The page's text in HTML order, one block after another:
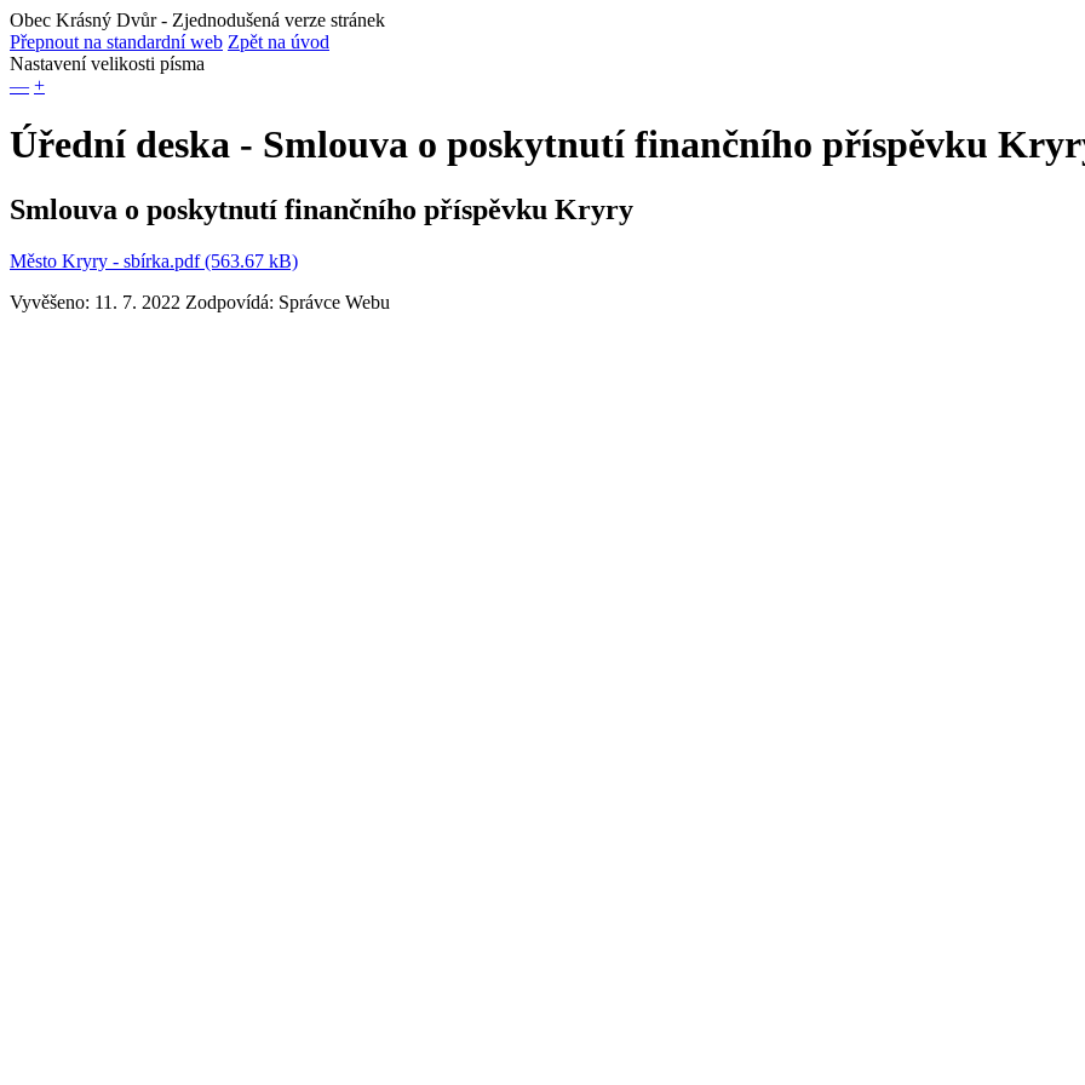
Obec Krásný Dvůr- Zjednodušená verze stránek
Přepnout na standardní web Zpět na úvod
Nastavení velikosti písma
— +
Úřední deska - Smlouva o poskytnutí finančního příspěvku
Smlouva o poskytnutí finančního příspěvku Kryry
Město Kryry - sbírka.pdf (563.67 kB)
Vyvěšeno: 11. 7. 2022 Zodpovídá: Správce Webu